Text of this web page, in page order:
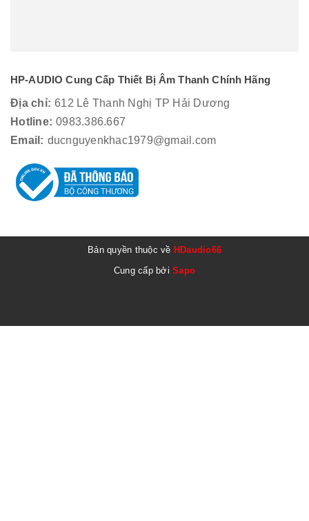
HP-AUDIO Cung Cấp Thiết Bị Âm Thanh Chính Hãng
Địa chỉ: 612 Lê Thanh Nghị TP Hải Dương
Hotline: 0983.386.667
Email: ducnguyenkhac1979@gmail.com
Bản quyền thuộc về HDaudio66
Cung cấp bởiSapo